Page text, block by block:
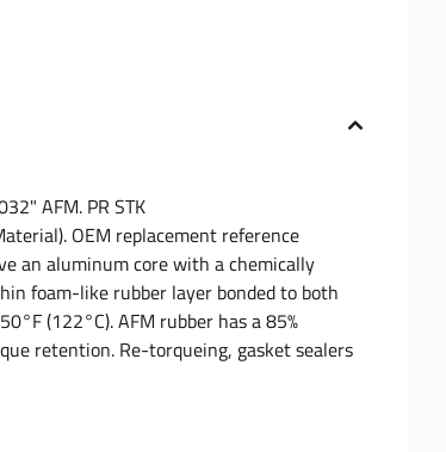
AFM. PR STK
OEM replacement reference
an aluminum core with a chemically
foam-like rubber layer bonded to both
(122°C). AFM rubber has a 85%
retention. Re-torqueing, gasket sealers